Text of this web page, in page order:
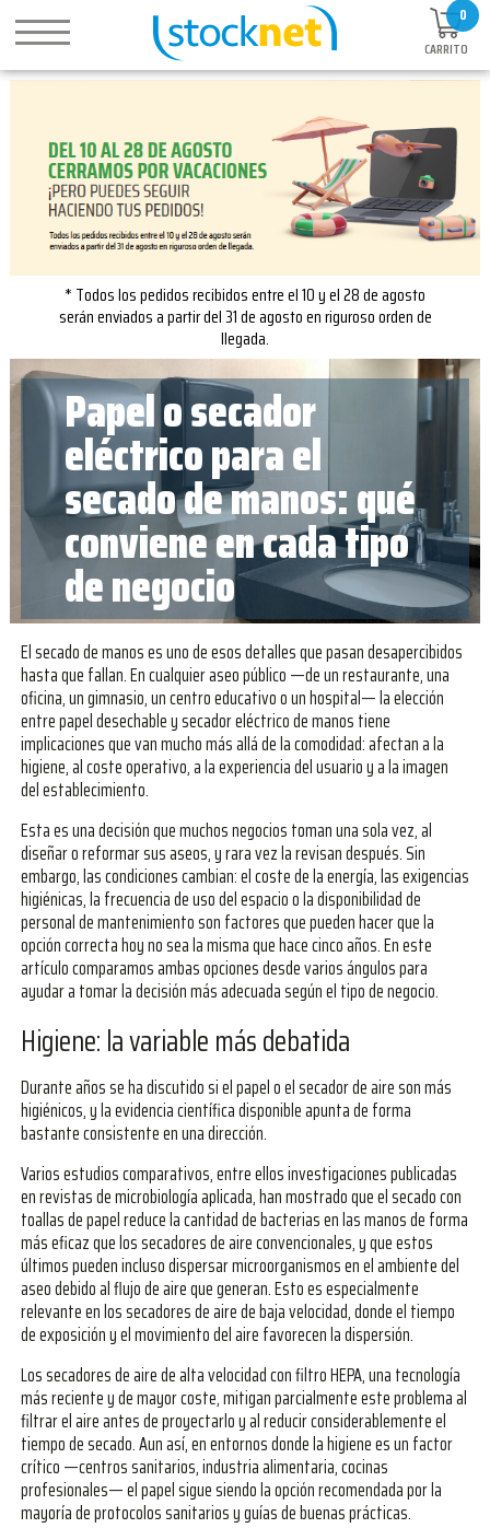
0
CARRITO
* Todos los pedidos recibidos entre el 10 y el 28 de agosto
serán enviados a partir del 31 de agosto en riguroso orden de
llegada.
Papel o secador
eléctrico para el
secado de manos: qué
conviene en cada tipo
de negocio
El secado de manos es uno de esos detalles que pasan desapercibidos
hasta que fallan. En cualquier aseo público —de un restaurante, una
oficina, un gimnasio, un centro educativo o un hospital— la elección
entre papel desechable y secador eléctrico de manos tiene
implicaciones que van mucho más allá de la comodidad: afectan a la
higiene, al coste operativo, a la experiencia del usuario y a la imagen
del establecimiento.
Esta es una decisión que muchos negocios toman una sola vez, al
diseñar o reformar sus aseos, y rara vez la revisan después. Sin
embargo, las condiciones cambian: el coste de la energía, las exigencias
higiénicas, la frecuencia de uso del espacio o la disponibilidad de
personal de mantenimiento son factores que pueden hacer que la
opción correcta hoy no sea la misma que hace cinco años. En este
artículo comparamos ambas opciones desde varios ángulos para
ayudar a tomar la decisión más adecuada según el tipo de negocio.
Higiene: la variable más debatida
Durante años se ha discutido si el papel o el secador de aire son más
higiénicos, y la evidencia científica disponible apunta de forma
bastante consistente en una dirección.
Varios estudios comparativos, entre ellos investigaciones publicadas
en revistas de microbiología aplicada, han mostrado que el secado con
toallas de papel reduce la cantidad de bacterias en las manos de forma
más eficaz que los secadores de aire convencionales, y que estos
últimos pueden incluso dispersar microorganismos en el ambiente del
aseo debido al flujo de aire que generan. Esto es especialmente
relevante en los secadores de aire de baja velocidad, donde el tiempo
de exposición y el movimiento del aire favorecen la dispersión.
Los secadores de aire de alta velocidad con filtro HEPA, una tecnología
más reciente y de mayor coste, mitigan parcialmente este problema al
filtrar el aire antes de proyectarlo y al reducir considerablemente el
tiempo de secado. Aun así, en entornos donde la higiene es un factor
crítico —centros sanitarios, industria alimentaria, cocinas
profesionales— el papel sigue siendo la opción recomendada por la
mayoría de protocolos sanitarios y guías de buenas prácticas.